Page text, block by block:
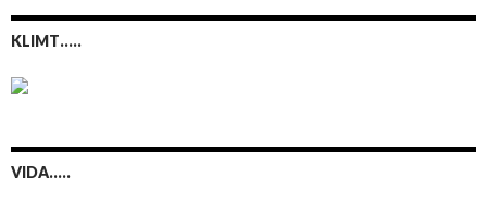
KLIMT…..
VIDA…..